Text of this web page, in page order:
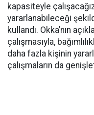
kapasiteyle
yararlanabileceği
kullandı. Okka’nın
çalışmasıyla,
daha fazla kişinin
çalışmaların da